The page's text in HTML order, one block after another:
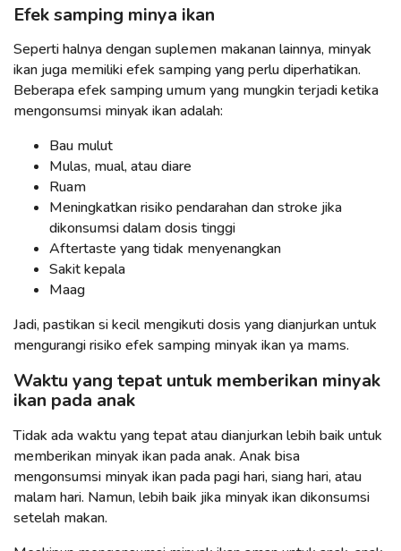
Efek samping minya ikan
Seperti halnya dengan suplemen makanan lainnya, minyak
ikan juga memiliki efek samping yang perlu diperhatikan.
Beberapa efek samping umum yang mungkin terjadi ketika
mengonsumsi minyak ikan adalah:
Bau mulut
Mulas, mual, atau diare
Ruam
Meningkatkan risiko pendarahan dan stroke jika
dikonsumsi dalam dosis tinggi
Aftertaste yang tidak menyenangkan
Sakit kepala
Maag
Jadi, pastikan si kecil mengikuti dosis yang dianjurkan untuk
mengurangi risiko efek samping minyak ikan ya mams.
Waktu yang tepat untuk memberikan minyak
ikan pada anak
Tidak ada waktu yang tepat atau dianjurkan lebih baik untuk
memberikan minyak ikan pada anak. Anak bisa
mengonsumsi minyak ikan pada pagi hari, siang hari, atau
malam hari. Namun, lebih baik jika minyak ikan dikonsumsi
setelah makan.